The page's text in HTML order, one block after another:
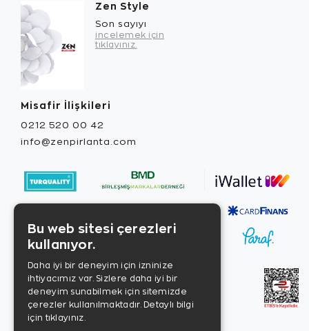
Zen Style
Son sayıyı
incelemek için
tıklayınız.
Misafir İlişkileri
0212 520 00 42
info@zenpirlanta.com
Bu web sitesi çerezleri
kullanıyor.
Daha iyi bir deneyim için izninize
ihtiyacımız var. Sizlere daha iyi bir
deneyim sunabilmek için sitemizde
çerezler kullanılmaktadır. Detaylı bilgi
için tıklayınız.